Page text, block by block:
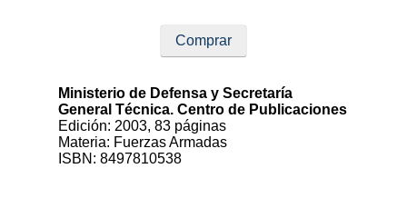
Comprar
Ministerio de Defensa y Secretaría
General Técnica. Centro de Publicaciones
Edición: 2003, 83 páginas
Materia: Fuerzas Armadas
ISBN: 8497810538